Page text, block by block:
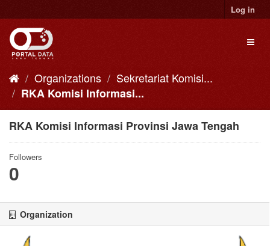
to
content
Log in
Organizations
Sekretariat Komisi...
RKA Komisi Informasi...
RKA Komisi Informasi Provinsi Jawa Tengah
Followers
0
Organization